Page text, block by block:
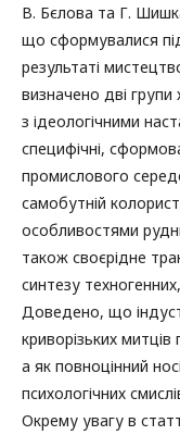
В. Бєлова та Г.
що сформувалися
результаті
визначено дві групи
з ідеологічними
специфічні,
промислового
самобутній
особливостями
також своєрідне
синтезу
Доведено, що
криворізьких
а як повноцінний
психологічних
Окрему увагу в